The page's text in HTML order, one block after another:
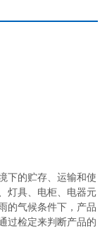
下的贮存、运输和使
灯具、电柜、电器元
的气候条件下，产品
过检定来判断产品的